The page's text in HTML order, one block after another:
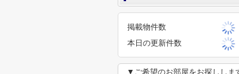
掲載物件数
本日の更新件数
▼ご希望のお部屋をお探ししま